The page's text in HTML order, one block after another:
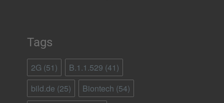
Tags
2G (51) B.1.1.529 (41)
bild.de (25) Biontech (54)